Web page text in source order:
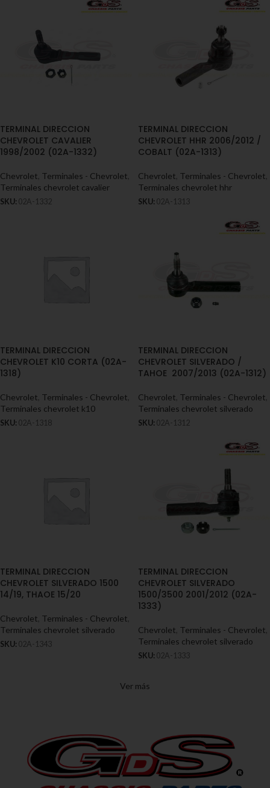
TERMINAL DIRECCION
CHEVROLET CAVALIER
1998/2002 (02A-1332)
Chevrolet Terminales - Chevrolet
Terminales chevrolet cavalier
SKU: 02A-1332
TERMINAL DIRECCION
CHEVROLET HHR 2006/2012 /
COBALT (02A-1313)
Chevrolet Terminales - Chevrolet
Terminales chevrolet hhr
SKU: 02A-1313
TERMINAL DIRECCION
CHEVROLET K10 CORTA (02A-
1318)
Chevrolet Terminales - Chevrolet
Terminales chevrolet k10
SKU: 02A-1318
TERMINAL DIRECCION
CHEVROLET SILVERADO /
TAHOE 2007/2013 (02A-1312)
Chevrolet Terminales - Chevrolet
Terminales chevrolet silverado
SKU: 02A-1312
TERMINAL DIRECCION
CHEVROLET SILVERADO 1500
14/19, THAOE 15/20
Chevrolet, Terminales - Chevrolet,
Terminales chevrolet silverado
SKU: 02A-1343
TERMINAL DIRECCION
CHEVROLET SILVERADO
1500/3500 2001/2012 (02A-
1333)
Chevrolet, Terminales - Chevrolet,
Terminales chevrolet silverado
SKU: 02A-1333
Ver más